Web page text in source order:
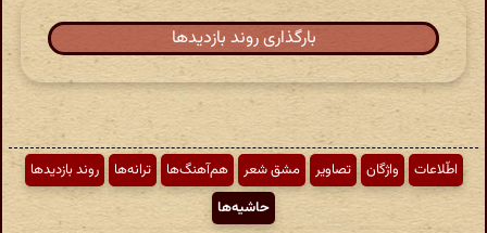
بارگذاری روند بازدیدها
اطّلاعات واژگان تصاویر مشق شعر هم‌آهنگ‌ها ترانه‌ها
روند بازدیدها
حاشیه‌ها